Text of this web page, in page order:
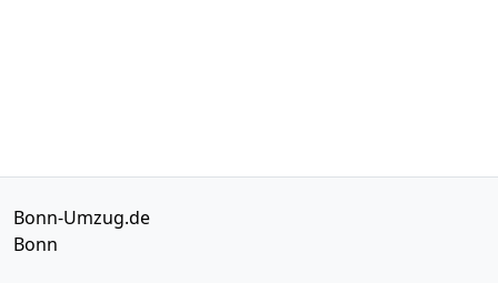
Bonn-Umzug.de
Bonn